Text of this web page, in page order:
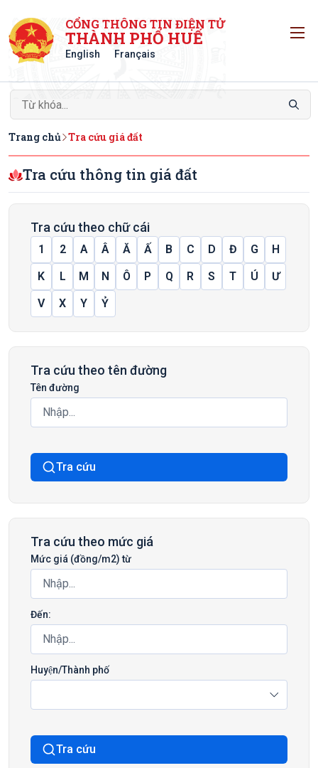
CỔNG THÔNG TIN ĐIỆN TỬ
THÀNH PHỐ HUẾ
English Français
Trang chủ Tra cứu giá đất
Tra cứu thông tin giá đất
Tra cứu theo chữ cái
1 2 A Â Ă Ấ B C D Đ G
H
K
L M N Ô P Q R S T Ú
Ư
V
X Y Ỷ
Tra cứu theo tên đường
Tên đường
Tra cứu
Tra cứu theo mức giá
Mức giá (đồng/m2) từ
Đến:
Huyện/Thành phố
Tra cứu